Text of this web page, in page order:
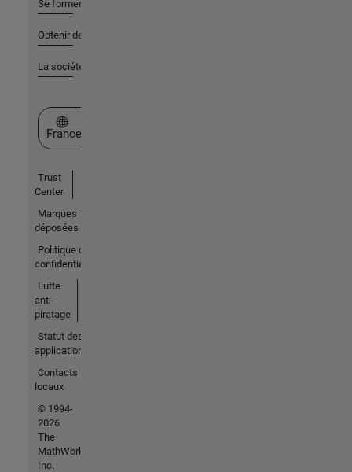
Se former
Obtenir de l'aide
La société
Sélectionner un site web
France
Trust
Center
Marques
déposées
Politique de
confidentialité
Lutte
anti-
piratage
Statut des
applications
Contacts
locaux
© 1994-
2026
The
MathWorks,
Inc.